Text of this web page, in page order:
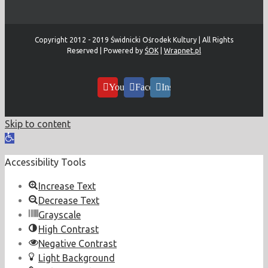
Copyright 2012 - 2019 Świdnicki Ośrodek Kultury | All Rights
Reserved | Powered by ŚOK Wrapnet.pl
YouTubeFacebookInstagram
Skip to content
Open
Accessibility Tools
Increase Text
Decrease Text
Grayscale
High Contrast
Negative Contrast
Light Background